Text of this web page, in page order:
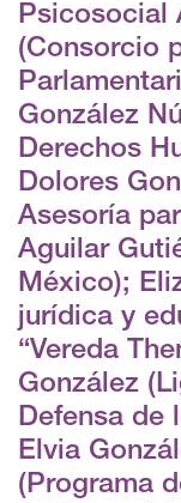
Psicosocial
(Consorcio
González
Derechos
Dolores
Asesoría
Aguilar
México);
jurídica y
“Vereda
González
Defensa de
Elvia
(Programa